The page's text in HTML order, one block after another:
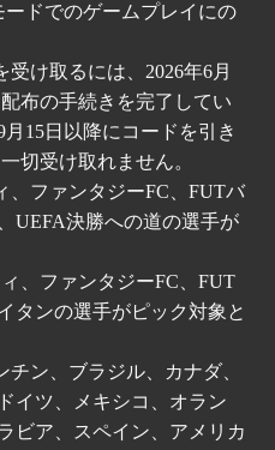
ードでのゲームプレイにの
受け取るには、2026年6月
布の手続きを完了してい
15日以降にコードを引き
切受け取れません。
、ファンタジーFC、FUTバ
UEFA決勝への道の選手が
、ファンタジーFC、FUT
タンの選手がピック対象と
ン、ブラジル、カナダ、
イツ、メキシコ、オラン
ビア、スペイン、アメリカ